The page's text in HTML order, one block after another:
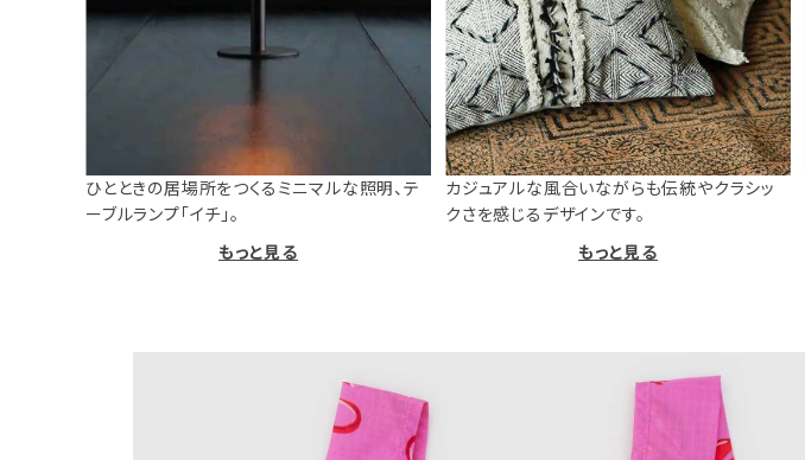
ひとときの居場所をつくるミニマルな照明、テ
ーブルランプ「イチ」。
もっと見る
カジュアルな風合いながらも伝統やクラシッ
クさを感じるデザインです。
もっと見る